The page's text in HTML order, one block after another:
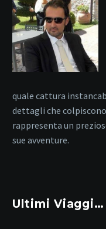
quale cattura
dettagli che
rappresenta un
sue avventure.
Ultimi Viaggi…